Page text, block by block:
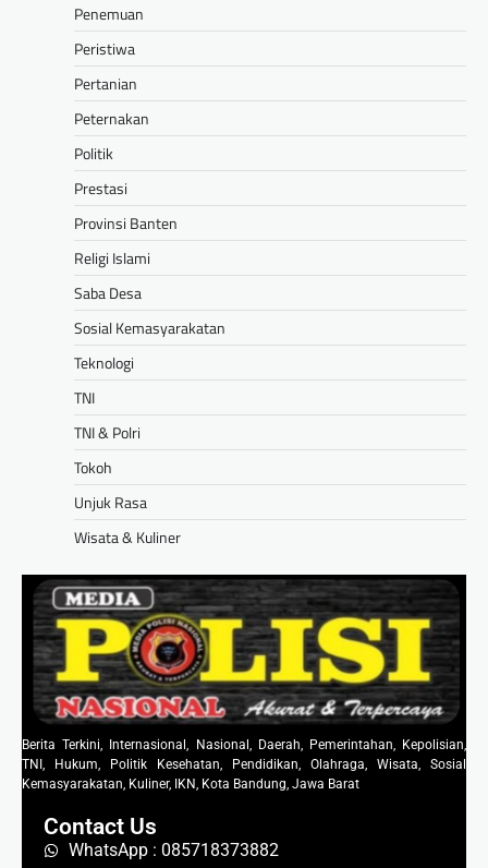
Penemuan
Peristiwa
Pertanian
Peternakan
Politik
Prestasi
Provinsi Banten
Religi Islami
Saba Desa
Sosial Kemasyarakatan
Teknologi
TNI
TNI & Polri
Tokoh
Unjuk Rasa
Wisata & Kuliner
Berita Terkini, Internasional, Nasional, Daerah, Pemerintahan, Kepolisian,
TNI, Hukum, Politik Kesehatan, Pendidikan, Olahraga, Wisata, Sosial
Kemasyarakatan, Kuliner, IKN, Kota Bandung, Jawa Barat
Contact Us
WhatsApp : 085718373882